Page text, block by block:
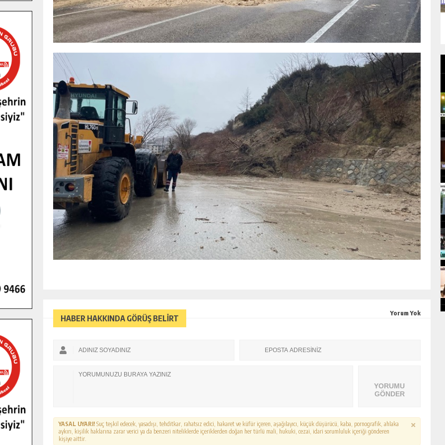
HABER HAKKINDA GÖRÜŞ BELİRT
Yorum Yok
YORUMU
GÖNDER
YASAL UYARI! Suç teşkil edecek, yasadışı, tehditkar, rahatsız edici, hakaret ve küfür içeren, aşağılayıcı, küçük düşürücü, kaba, pornografik, ahlaka
aykırı, kişilik haklarına zarar verici ya da benzeri niteliklerde içeriklerden doğan her türlü mali, hukuki, cezai, idari sorumluluk içeriği gönderen
kişiye aittir.